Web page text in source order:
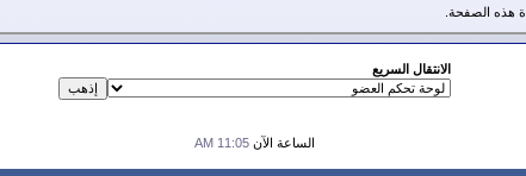
هذه الصفحة.
الانتقال السريع
الساعة الآن11:05 AM